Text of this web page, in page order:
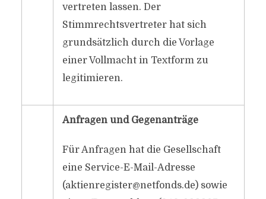
vertreten lassen. Der
Stimmrechtsvertreter hat sich
grundsätzlich durch die Vorlage
einer Vollmacht in Textform zu
legitimieren.
Anfragen und Gegenanträge
Für Anfragen hat die Gesellschaft
eine Service-E-Mail-Adresse
(aktienregister@netfonds.de) sowie